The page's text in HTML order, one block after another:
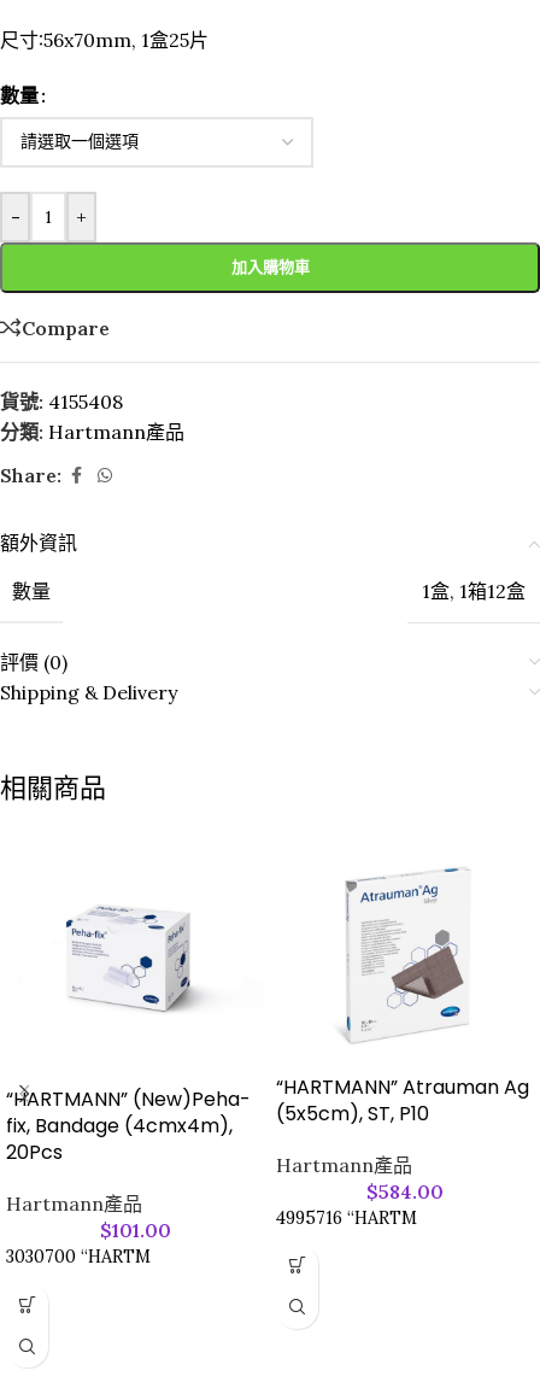
尺寸:56x70mm, 1盒25片
數量
- +
加入購物車
Compare
貨號: 4155408
分類: Hartmann產品
Share:
額外資訊
數量 1盒, 1箱12盒
評價 (0)
Shipping & Delivery
相關商品
“HARTMANN” (New)Peha-
fix, Bandage (4cmx4m),
20Pcs
Hartmann產品
$101.00
3030700 “HARTM
“HARTMANN” Atrauman Ag
(5x5cm), ST, P10
Hartmann產品
$584.00
4995716 “HARTM